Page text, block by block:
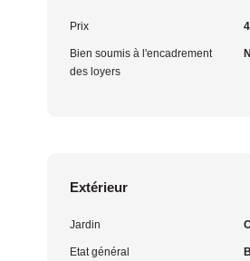
Prix
Bien soumis à l'encadrement
des loyers
Extérieur
Jardin
Etat général